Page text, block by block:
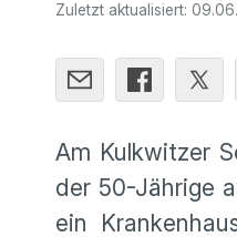
Zuletzt aktualisiert:
Am Kulkwitzer
der 50-Jährige
ein